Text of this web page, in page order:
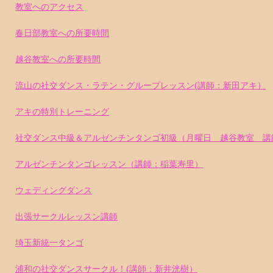
教室へのアクセス
春日部教室への所要時間
越谷教室への所要時間
流山の社交ダンス・ラテン・グループレッスン(講師：新田アキ）
アキの特別トレーニング
社交ダンス中級＆アルゼンチンタンゴ初級（月曜日 越谷教室 講
アルゼンチンタンゴレッスン（講師：稲葉寿里）
ウェディングダンス
出張サークルレッスン講師
埼玉新統一タンゴ
浦和の社交ダンスサークル！(講師：新井洸樹）